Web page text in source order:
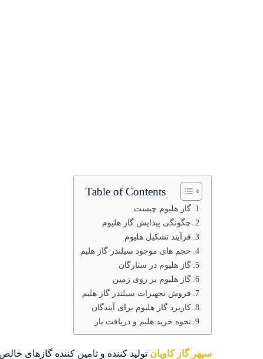
Table of Contents
گاز هلیوم چیست
چگونگی پیدایش گاز هلیوم
فرآیند تشکیل هلیوم
حجم های موجود سیلندر گاز هلیم
گاز هلیوم در ستارگان
گاز هلیوم بر روی زمین
فروش تجهیزات سیلندر گاز هلیم
کاربرد گاز هلیوم برای آیندگان
نحوه خرید هلیم و دریافت بار
سپهر گاز کاویان